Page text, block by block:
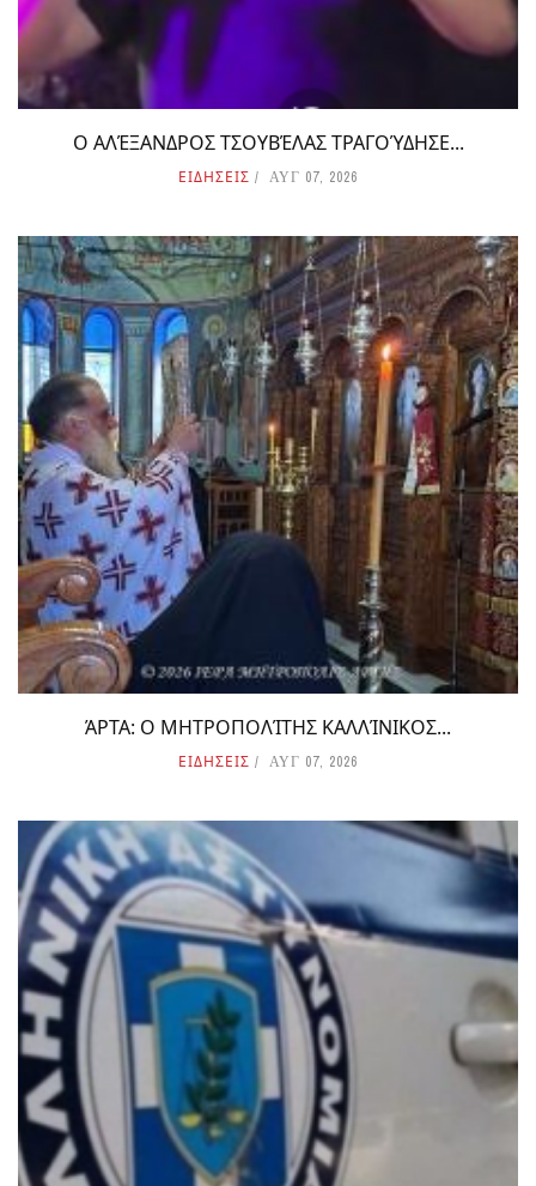
Ο ΑΛΈΞΑΝΔΡΟΣ ΤΣΟΥΒΈΛΑΣ ΤΡΑΓΟΎΔΗΣΕ...
ΕΙΔΗΣΕΙΣ ΑΥΓ 07, 2026
ΆΡΤΑ: Ο ΜΗΤΡΟΠΟΛΊΤΗΣ ΚΑΛΛΊΝΙΚΟΣ...
ΕΙΔΗΣΕΙΣ ΑΥΓ 07, 2026